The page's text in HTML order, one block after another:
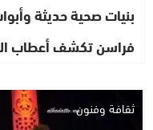
بنيات صحية حديثة
فراسن تكشف أعطاب
ثقافة وفنون